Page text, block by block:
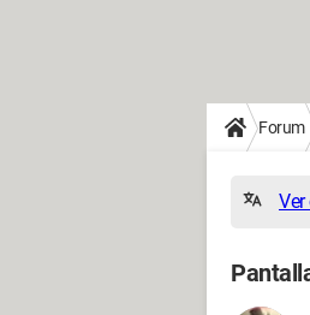
Forum
Ver